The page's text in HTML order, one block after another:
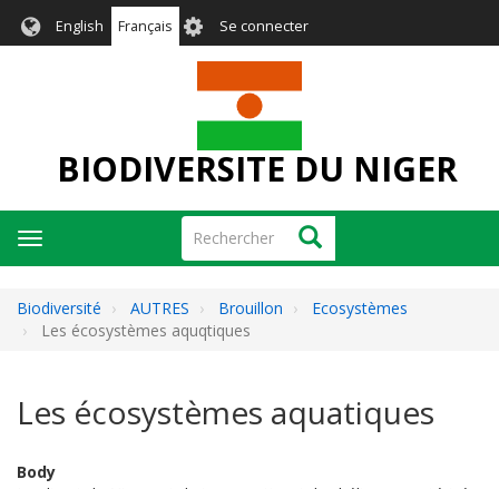
English Français User
account
menu
Se connecter
BIODIVERSITE DU NIGER
Rechercher Rechercher
Toggle
navigation
Biodiversité AUTRES Brouillon
Ecosystèmes
Les écosystèmes aquqtiques
Les écosystèmes aquatiques
Body